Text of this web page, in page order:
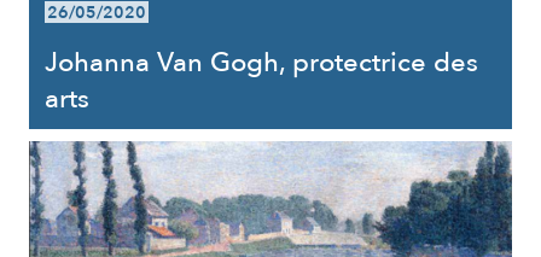
26/05/2020
Johanna Van Gogh, protectrice des
arts